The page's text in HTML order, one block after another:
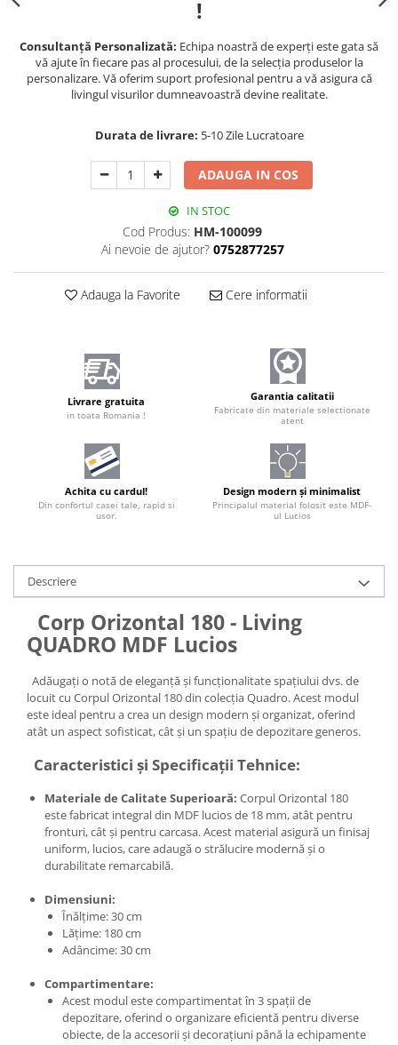
!
Consultanță Personalizată: Echipa noastră de experți este gata să
vă ajute în fiecare pas al procesului, de la selecția produselor la
personalizare. Vă oferim suport profesional pentru a vă asigura că
livingul visurilor dumneavoastră devine realitate.
Durata de livrare: 5-10 Zile Lucratoare
ADAUGA IN COS
IN STOC
Cod Produs: HM-100099
Ai nevoie de ajutor? 0752877257
Adauga la Favorite Cere informatii
Livrare gratuita
in toata Romania !
Garantia calitatii
Fabricate din materiale selectionate
atent
Achita cu cardul!
Din confortul casei tale, rapid si
usor.
Design modern și minimalist
Principalul material folosit este MDF-
ul Lucios
Descriere
Corp Orizontal 180 - Living
QUADRO MDF Lucios
Adăugați o notă de eleganță și funcționalitate spațiului dvs. de
locuit cu Corpul Orizontal 180 din colecția Quadro. Acest modul
este ideal pentru a crea un design modern și organizat, oferind
atât un aspect sofisticat, cât și un spațiu de depozitare generos.
Caracteristici și Specificații Tehnice:
Materiale de Calitate Superioară: Corpul Orizontal 180
este fabricat integral din MDF lucios de 18 mm, atât pentru
fronturi, cât și pentru carcasa. Acest material asigură un finisaj
uniform, lucios, care adaugă o strălucire modernă și o
durabilitate remarcabilă.
Dimensiuni:
Înălțime: 30 cm
Lățime: 180 cm
Adâncime: 30 cm
Compartimentare:
Acest modul este compartimentat în 3 spații de
depozitare, oferind o organizare eficientă pentru diverse
obiecte, de la accesorii și decorațiuni până la echipamente